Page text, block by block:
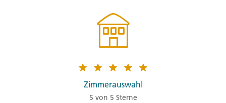
Zimmerauswahl
5 von 5 Sterne